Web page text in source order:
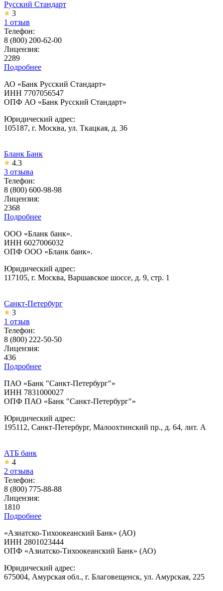
Русский Стандарт
3
1 отзыв
Телефон:
8 (800) 200-62-00
Лицензия:
2289
Подробнее
АО «Банк Русский Стандарт»
ИНН 7707056547
ОПФ АО «Банк Русский Стандарт»
Юридический адрес:
105187, г. Москва, ул. Ткацкая, д. 36
Бланк Банк
4.3
3 отзыва
Телефон:
8 (800) 600-98-98
Лицензия:
2368
Подробнее
ООО «Бланк банк».
ИНН 6027006032
ОПФ ООО «Бланк банк».
Юридический адрес:
117105, г. Москва, Варшавское шоссе, д. 9, стр. 1
Санкт-Петербург
3
1 отзыв
Телефон:
8 (800) 222-50-50
Лицензия:
436
Подробнее
ПАО «Банк "Санкт-Петербург"»
ИНН 7831000027
ОПФ ПАО «Банк "Санкт-Петербург"»
Юридический адрес:
195112, Санкт-Петербург, Малоохтинский пр., д. 64, лит. А
АТБ банк
4
2 отзыва
Телефон:
8 (800) 775-88-88
Лицензия:
1810
Подробнее
«Азиатско-Тихоокеанский Банк» (АО)
ИНН 2801023444
ОПФ «Азиатско-Тихоокеанский Банк» (АО)
Юридический адрес:
675004, Амурская обл., г. Благовещенск, ул. Амурская, 225